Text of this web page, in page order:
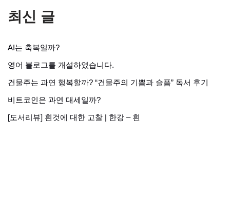
최신 글
AI는 축복일까?
영어 블로그를 개설하였습니다.
건물주는 과연 행복할까? “건물주의 기쁨과 슬픔” 독서 후기
비트코인은 과연 대세일까?
[도서리뷰] 흰것에 대한 고찰 | 한강 – 흰